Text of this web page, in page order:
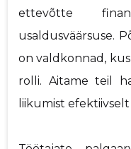
ettevõtte
usaldusväärsuse.
on valdkonnad,
rolli. Aitame teil
liikumist